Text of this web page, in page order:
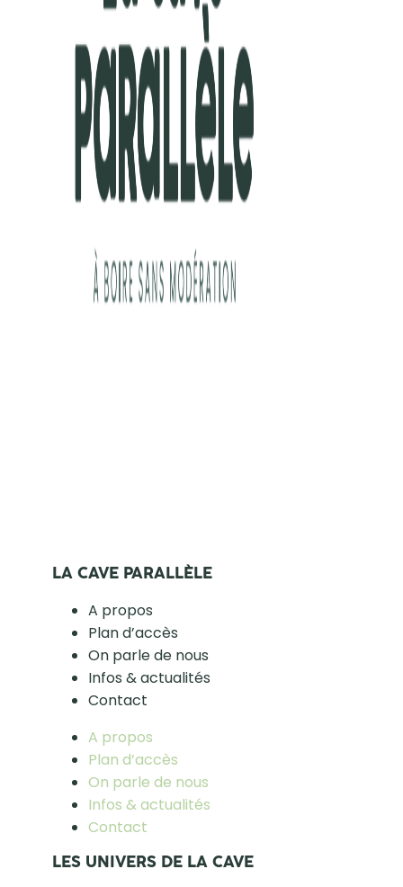
LA CAVE PARALLÈLE
A propos
Plan d’accès
On parle de nous
Infos & actualités
Contact
A propos
Plan d’accès
On parle de nous
Infos & actualités
Contact
LES UNIVERS DE LA CAVE